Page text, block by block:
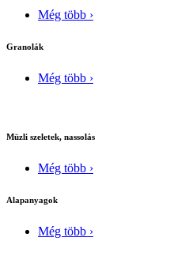
Még több ›
Granolák
Még több ›
Müzli szeletek, nassolás
Még több ›
Alapanyagok
Még több ›